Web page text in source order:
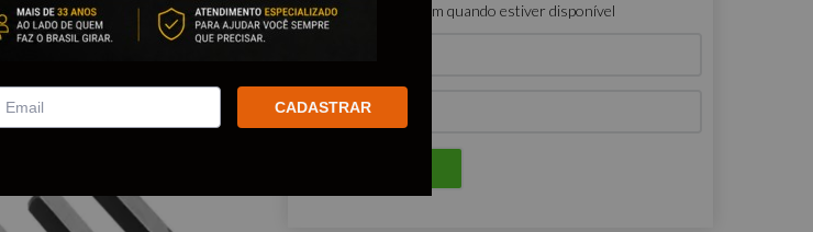
Quero que me avisem quando estiver disponível
CADASTRAR